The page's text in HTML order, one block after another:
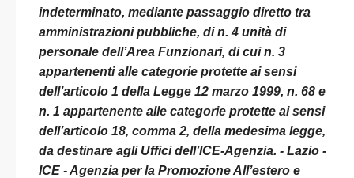
indeterminato, mediante passaggio diretto tra
amministrazioni pubbliche, di n. 4 unità di
personale dell’Area Funzionari, di cui n. 3
appartenenti alle categorie protette ai sensi
dell’articolo 1 della Legge 12 marzo 1999, n. 68 e
n. 1 appartenente alle categorie protette ai sensi
dell’articolo 18, comma 2, della medesima legge,
da destinare agli Uffici dell’ICE-Agenzia. - Lazio -
ICE - Agenzia per la Promozione All’estero e